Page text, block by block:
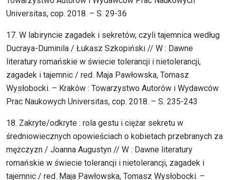
Universitas, cop. 2018. – S. 29-36
17. W labiryncie zagadek i sekretów, czyli tajemnica według
Ducraya-Duminila / Łukasz Szkopiński // W : Dawne
literatury romańskie w świecie tolerancji i nietolerancji,
zagadek i tajemnic / red. Maja Pawłowska, Tomasz
Wysłobocki. – Kraków : Towarzystwo Autorów i Wydawców
Prac Naukowych Universitas, cop. 2018. – S. 235-243
18. Zakryte/odkryte : rola gestu i ciężar sekretu w
średniowiecznych opowieściach o kobietach przebranych za
mężczyzn / Joanna Augustyn // W : Dawne literatury
romańskie w świecie tolerancji i nietolerancji, zagadek i
tajemnic / red. Maja Pawłowska, Tomasz Wysłobocki. –